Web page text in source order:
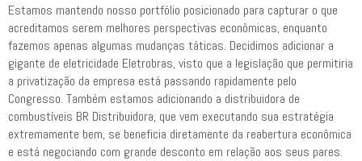
Estamos mantendo nosso portfólio posicionado para capturar o que
acreditamos serem melhores perspectivas econômicas, enquanto
fazemos apenas algumas mudanças táticas. Decidimos adicionar a
gigante de eletricidade Eletrobras, visto que a legislação que permitiria
a privatização da empresa está passando rapidamente pelo
Congresso. Também estamos adicionando a distribuidora de
combustíveis BR Distribuidora, que vem executando sua estratégia
extremamente bem, se beneficia diretamente da reabertura econômica
e está negociando com grande desconto em relação aos seus pares.